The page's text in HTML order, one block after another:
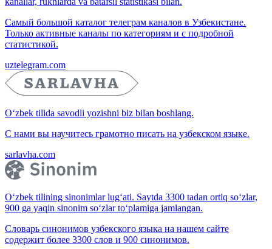
Самый большой каталог телеграм каналов в Узбекистане.
Только активные каналы по категориям и с подробной
статистикой.
uztelegram.com
O‘zbek tilida savodli yozishni biz bilan boshlang.
С нами вы научитесь грамотно писать на узбекском языке.
sarlavha.com
O‘zbek tilining sinonimlar lug‘ati. Saytda 3300 tadan ortiq so‘zlar,
900 ga yaqin sinonim so‘zlar to‘plamiga jamlangan.
Словарь синонимов узбекского языка на нашем сайте
содержит более 3300 слов и 900 синонимов.